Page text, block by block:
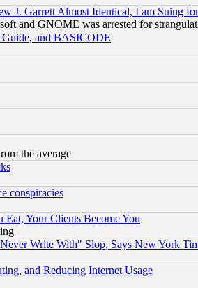
J. Garrett Almost Identical, I am Suing
and GNOME was arrested for
and BASICODE
the average
conspiracies
Eat, Your Clients Become You
Write With" Slop, Says New York
and Reducing Internet Usage